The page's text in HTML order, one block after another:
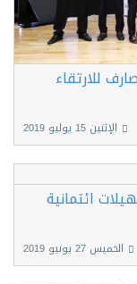
للارتقاء
الإثنين 15 يوليو 2019
ائتمانية
الخميس 27 يونيو 2019